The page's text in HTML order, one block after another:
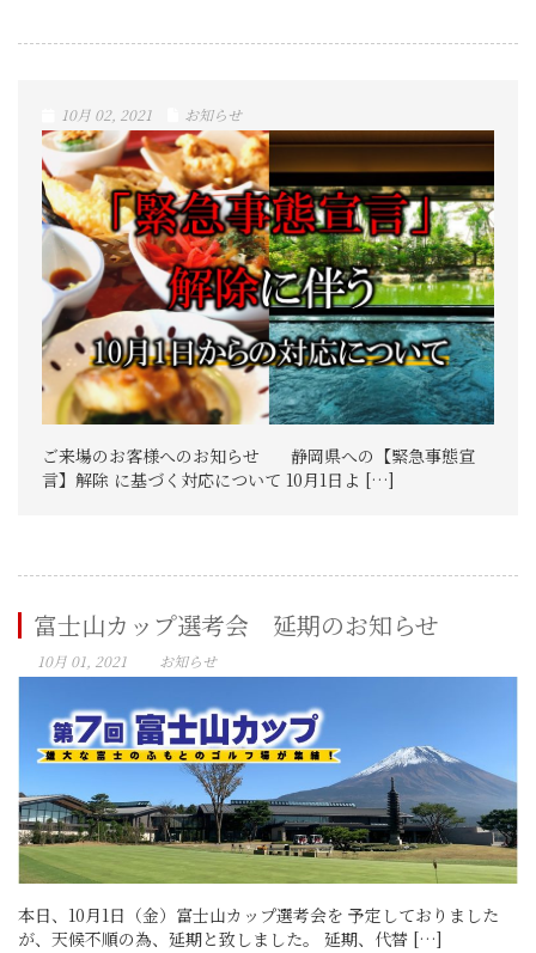
10月 02, 2021 お知らせ
ご来場のお客様へのお知らせ 静岡県への【緊急事態宣
言】解除 に基づく対応について 10月1日よ […]
富士山カップ選考会 延期のお知らせ
10月 01, 2021 お知らせ
本日、10月1日（金）富士山カップ選考会を 予定しておりました
が、天候不順の為、延期と致しました。 延期、代替 […]